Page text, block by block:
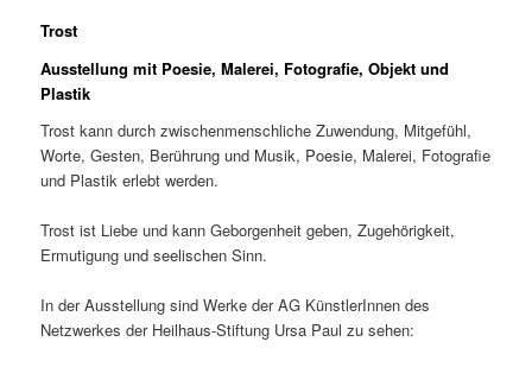
Trost
Ausstellung mit Poesie, Malerei, Fotografie, Objekt und
Plastik
Trost kann durch zwischenmenschliche Zuwendung, Mitgefühl,
Worte, Gesten, Berührung und Musik, Poesie, Malerei, Fotografie
und Plastik erlebt werden.
Trost ist Liebe und kann Geborgenheit geben, Zugehörigkeit,
Ermutigung und seelischen Sinn.
In der Ausstellung sind Werke der AG KünstlerInnen des
Netzwerkes der Heilhaus-Stiftung Ursa Paul zu sehen: